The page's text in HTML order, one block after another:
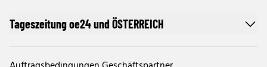
Tageszeitung oe24 und ÖSTERREICH